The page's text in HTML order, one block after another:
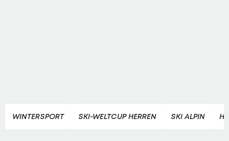
WINTERSPORT SKI-WELTCUP HERREN SKI ALPIN